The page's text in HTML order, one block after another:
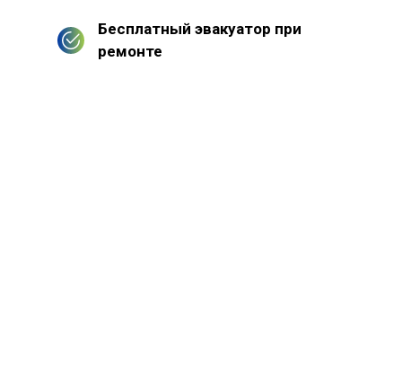
Бесплатный эвакуатор при
ремонте